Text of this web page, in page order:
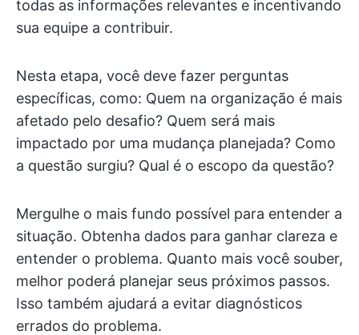
todas as informações relevantes e incentivando
sua equipe a contribuir.
Nesta etapa, você deve fazer perguntas
específicas, como: Quem na organização é mais
afetado pelo desafio? Quem será mais
impactado por uma mudança planejada? Como
a questão surgiu? Qual é o escopo da questão?
Mergulhe o mais fundo possível para entender a
situação. Obtenha dados para ganhar clareza e
entender o problema. Quanto mais você souber,
melhor poderá planejar seus próximos passos.
Isso também ajudará a evitar diagnósticos
errados do problema.